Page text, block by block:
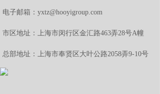
电子邮箱：yxtz@hooyigroup.com
市区地址：上海市闵行区金汇路463弄28号A幢
总部地址： 上海市奉贤区大叶公路2058弄9-10号